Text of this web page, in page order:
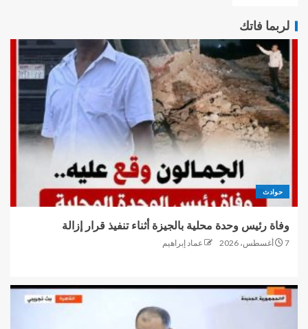
لربما فاتك
حوادث
وفاة رئيس وحدة محلية بالجيزة أثناء تنفيذ قرار إزالة
7 أغسطس، 2026 عماد إبراهيم